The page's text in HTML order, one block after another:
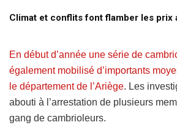
Climat et conflits font flamber les prix
En début d’année une série de
également mobilisé d’importants
le département de l’Ariège. Les
abouti à l’arrestation de plusieurs
gang de cambrioleurs.